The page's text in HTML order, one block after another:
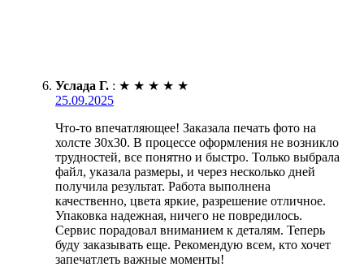
Услада Г. : ★ ★ ★ ★ ★
25.09.2025
Что-то впечатляющее! Заказала печать фото на
холсте 30х30. В процессе оформления не возникло
трудностей, все понятно и быстро. Только выбрала
файл, указала размеры, и через несколько дней
получила результат. Работа выполнена
качественно, цвета яркие, разрешение отличное.
Упаковка надежная, ничего не повредилось.
Сервис порадовал вниманием к деталям. Теперь
буду заказывать еще. Рекомендую всем, кто хочет
запечатлеть важные моменты!